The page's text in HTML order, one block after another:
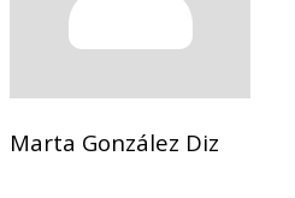
Marta González Diz